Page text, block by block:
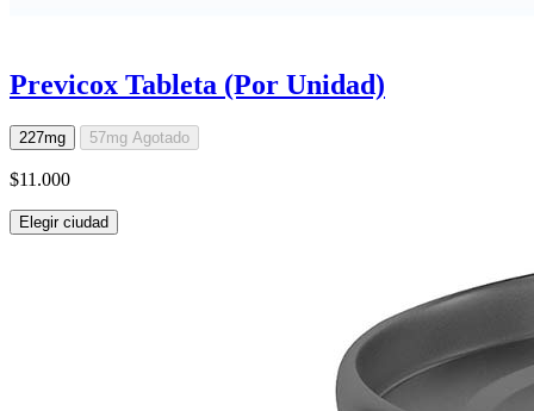
Previcox Tableta (Por Unidad)
227mg 57mg Agotado
$11.000
Elegir ciudad